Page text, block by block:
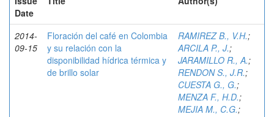
Date
2014-
09-15
Floración del café en Colombia
y su relación con la
disponibilidad hídrica térmica y
de brillo solar
RAMIREZ B., V.H.;
ARCILA P., J.;
JARAMILLO R., A.;
RENDON S., J.R.;
CUESTA G., G.;
MENZA F., H.D.;
MEJIA M., C.G.;